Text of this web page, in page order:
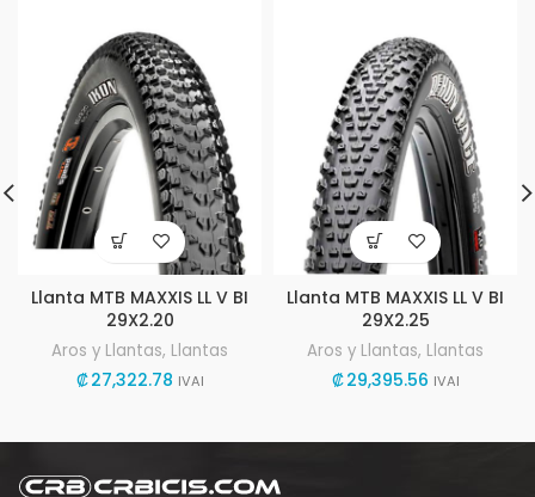
Llanta MTB MAXXIS LL V BI
29X2.20
Aros y Llantas, Llantas
₡27,322.78 IVAI
Llanta MTB MAXXIS LL V BI
29X2.25
Aros y Llantas, Llantas
₡29,395.56 IVAI